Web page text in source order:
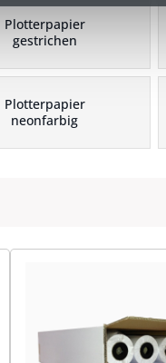
Plotterpapier
gestrichen
Plotterpapier
neonfarbig